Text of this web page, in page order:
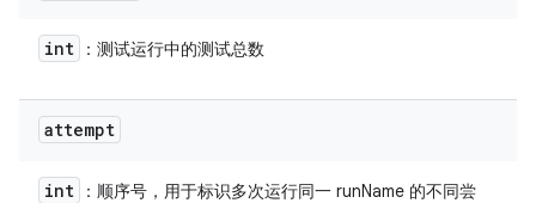
int ：测试运行中的测试总数
attempt
int
：顺序号，用于标识多次运行同一 runName 的不同尝